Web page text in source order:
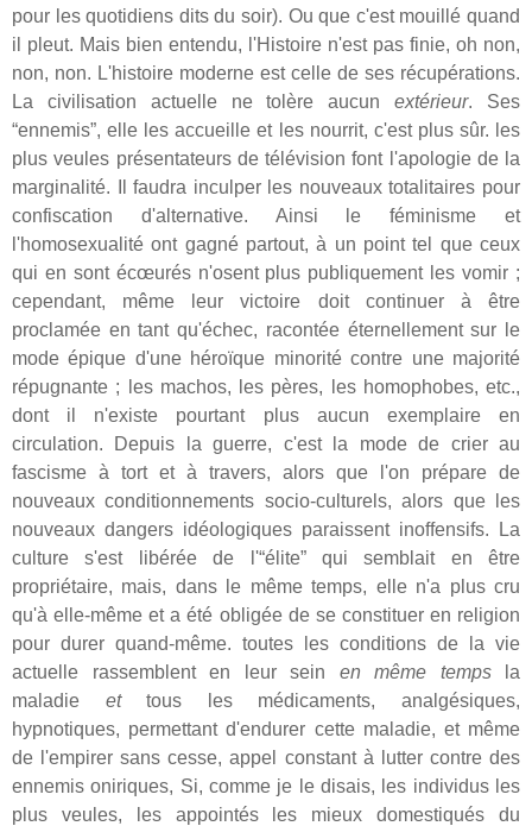
pour les quotidiens dits du soir). Ou que c'est mouillé quand
il pleut. Mais bien entendu, l'Histoire n'est pas finie, oh non,
non, non. L'histoire moderne est celle de ses récupérations.
La civilisation actuelle ne tolère aucunextérieur. Ses
“ennemis”, elle les accueille et les nourrit, c'est plus sûr. les
plus veules présentateurs de télévision font l'apologie de la
marginalité. Il faudra inculper les nouveaux totalitaires pour
confiscation d'alternative. Ainsi le féminisme et
l'homosexualité ont gagné partout, à un point tel que ceux
qui en sont écœurés n'osent plus publiquement les vomir ;
cependant, même leur victoire doit continuer à être
proclamée en tant qu'échec, racontée éternellement sur le
mode épique d'une héroïque minorité contre une majorité
répugnante ; les machos, les pères, les homophobes, etc.,
dont il n'existe pourtant plus aucun exemplaire en
circulation. Depuis la guerre, c'est la mode de crier au
fascisme à tort et à travers, alors que l'on prépare de
nouveaux conditionnements socio-culturels, alors que les
nouveaux dangers idéologiques paraissent inoffensifs. La
culture s'est libérée de l'“élite” qui semblait en être
propriétaire, mais, dans le même temps, elle n'a plus cru
qu'à elle-même et a été obligée de se constituer en religion
pour durer quand-même. toutes les conditions de la vie
actuelle rassemblent en leur sein en même tempsla
maladie ettous les médicaments, analgésiques,
hypnotiques, permettant d'endurer cette maladie, et même
de l'empirer sans cesse, appel constant à lutter contre des
ennemis oniriques, Si, comme je le disais, les individus les
plus veules, les appointés les mieux domestiqués du